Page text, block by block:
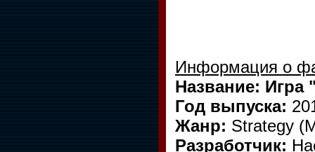
Информация о
Название: Игра
Год выпуска:
Жанр: Strategy
Разработчик: